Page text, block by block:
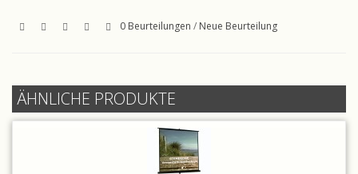
0 Beurteilungen / Neue Beurteilung
ÄHNLICHE PRODUKTE